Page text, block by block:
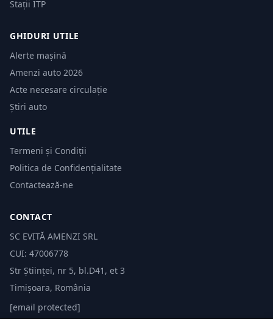
Stații ITP
GHIDURI UTILE
Alerte mașină
Amenzi auto 2026
Acte necesare circulație
Știri auto
UTILE
Termeni și Condiții
Politica de Confidențialitate
Contactează-ne
CONTACT
SC EVITĂ AMENZI SRL
CUI: 47006778
Str Științei, nr 5, bl.D41, et 3
Timișoara, România
[email protected]